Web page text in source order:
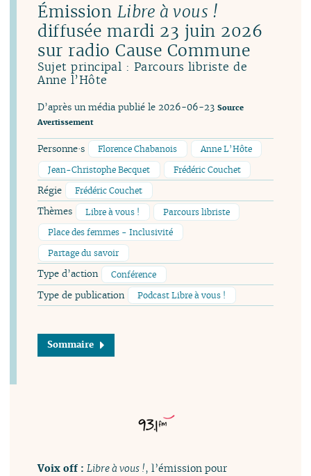
Émission Libre à vous !
diffusée mardi 23 juin 2026
sur radio Cause Commune
Sujet principal : Parcours libriste de
Anne l’Hôte
D’après un média publié le 2026-06-23 Source
Avertissement
Personne·s Florence Chabanois
Anne L’Hôte
Jean-Christophe Becquet
Frédéric Couchet
Régie Frédéric Couchet
Thèmes Libre à vous !
Parcours libriste
Place des femmes - Inclusivité
Partage du savoir
Type d’action Conférence
Type de publication Podcast Libre à vous !
Sommaire
Voix off :Libre à vous !, l’émission pour